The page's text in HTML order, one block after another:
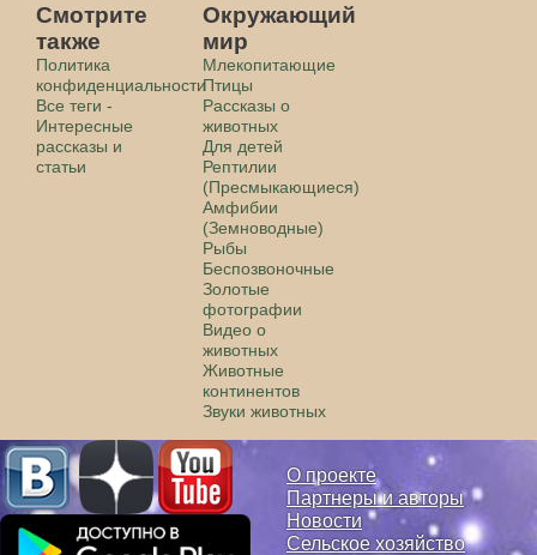
Смотрите
также
Политика
конфиденциальности
Все теги -
Интересные
рассказы и
статьи
Окружающий
мир
Млекопитающие
Птицы
Рассказы о
животных
Для детей
Рептилии
(Пресмыкающиеся)
Амфибии
(Земноводные)
Рыбы
Беспозвоночные
Золотые
фотографии
Видео о
животных
Животные
континентов
Звуки животных
О проекте
Партнеры и авторы
Новости
Сельское хозяйство